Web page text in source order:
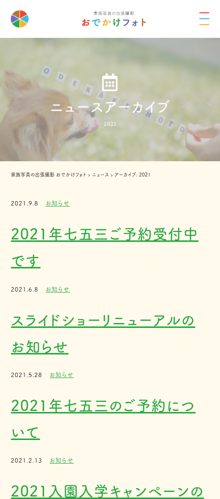
ニュースアーカイブ
2021
家族写真の出張撮影 おでかけフォト › ニュース › アーカイブ: 2021
2021.9.8 お知らせ
2021年七五三ご予約受付中
です
2021.6.8 お知らせ
スライドショーリニューアルの
お知らせ
2021.5.28 お知らせ
2021年七五三のご予約につ
いて
2021.2.13 お知らせ
2021入園入学キャンペーンの